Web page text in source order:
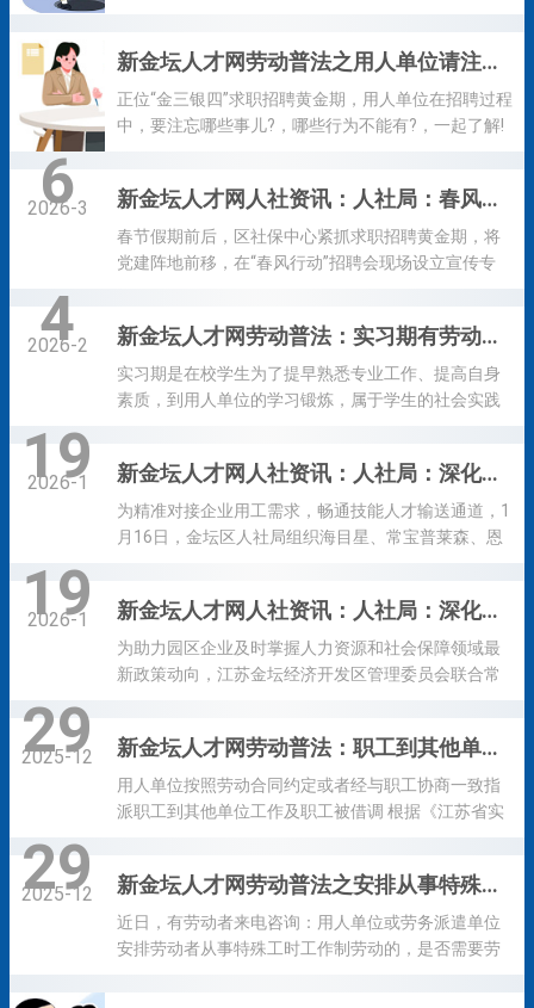
必须兑现的民生承诺。要坚持问题导向、目标导向、
结果导向相统一，聚焦存量欠薪全面清零、新增欠薪
动态清零目标，全链条发力、全周期监管、全方位整
治。 会议要求，要全面开展拉网...
力资源服务许可证的机构，在人员聚集地招工，或借
助各类公众号、小程序、网页网站、互联网群组、视
频号及图文账号平台等发布招聘信息，或购买专业网
业促进法》《人力资源市场暂行条例》等法律法规规
定，从事职业中介活动、网络招聘服务，应依法向人
力资源社会保障行政部门申请行政许可；开展职业中
介活动，应当明示营业执...
新金坛人才网劳动普法之用人单位请注意！招用人员这些规定要遵守
正位“金三银四”求职招聘黄金期，用人单位在招聘过程
中，要注忘哪些事儿?，哪些行为不能有?，一起了解!
条件。 用人单位可以通过下列途径自主招用人员：
1、委托公共就业服务机构或职业中介机构; 2、参加职
业招聘洽谈会; 3、委托报纸、广播、电视、互联网站
径。 用人单位委托公共就业服务机构或职业中介机构
招用人员，或者参加招聘洽谈会时，应当供招用人员
简章，并出示营业执照(副本)...
6
2026-3 新金坛人才网人社资讯：人社局：春风送岗暖人心 社保服务零距离
春节假期前后，区社保中心紧抓求职招聘黄金期，将
党建阵地前移，在“春风行动”招聘会现场设立宣传专
业、保民生注入社保温度。 党建引领聚合力 区社保中
心深刻把握当前社保工作的新形势、新要求，将政策
宣传作为联系服务群众、推动社保扩面的重要抓手，
服务“一卡通”等与群众切身利益密切相关的高频事项，
面向高校毕业生、退役军人、失业人员等重点群体进
行答疑讲解，现场发放《企业职工基本养老保险参保
指南》《灵活就业人员参保...
4
2026-2 新金坛人才网劳动普法：实习期有劳动关系吗？
实习期是在校学生为了提早熟悉专业工作、提高自身
素质，到用人单位的学习锻炼，属于学生的社会实践
市关于调整最低工资标准的通知规定，企业支付给顶
岗实习学生的实习报酬和勤工助学学生的劳动报酬按
照小时计酬，并不得低于当地非全日制用工小时最低
19
2026-1 新金坛人才网人社资讯：人社局：深化校地合作 赋能技能人才发展
为精准对接企业用工需求，畅通技能人才输送通道，1
月16日，金坛区人社局组织海目星、常宝普莱森、恩
打实的校地联动举措，为金坛产业发展注入新鲜血
液，续写政校企协同育人新篇章。 本次招聘活动是金
坛区人社局与江苏省常州技师学院深化合作的又一实
汽车工程、酒店管理、电子技术等多个专业领域的岗
位560余个，精准匹配金坛区五新产业发展方向。250
余名毕业生参与洽谈，用人单位现场可完成双向沟
通、初步意向达成等环节...
19
2026-1 新金坛人才网人社资讯：人社局：深化政企对接，赋能规范用工
为助力园区企业及时掌握人力资源和社会保障领域最
新政策动向，江苏金坛经济开发区管理委员会联合常
动。本次活动旨在搭建政企精准沟通平台，建立健全
常态化对接机制，切实帮助企业降低运营成本、提升
管理效能、稳定人才队伍，持续优化区域营商环境。
关政策，系统解读了延迟法定退休政策对劳动关系的
影响、劳动争议司法解释（二）等企业普遍关注的热
点问题，并结合典型实务案例，深入阐述了相关风险
防范与纠纷处置要点。 下一步，金...
29
2025-12 新金坛人才网劳动普法：职工到其他单位工作发生工伤，由谁承担工伤保险责任
用人单位按照劳动合同约定或者经与职工协商一致指
派职工到其他单位工作及职工被借调 根据《江苏省实
到其他单位工作，职工发生工伤的，由用人单位承担
工伤保险责任。 根据《工伤保险条例》第四十三条第
三款，职工被借调期间受到工伤事故伤害的，由原用
29
2025-12 新金坛人才网劳动普法之安排从事特殊工时工作制劳动是否需要劳动者同意？
近日，有劳动者来电咨询：用人单位或劳务派遣单位
安排劳动者从事特殊工时工作制劳动的，是否需要劳